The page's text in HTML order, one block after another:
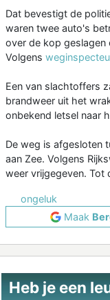
Dat bevestigt de
waren twee auto's
over de kop
Volgens
Een van slachtoffers
brandweer uit het
onbekend letsel naar
De weg is afgesloten
aan Zee. Volgens
weer vrijgegeven. Tot
ongeluk
Maak
Heb je een